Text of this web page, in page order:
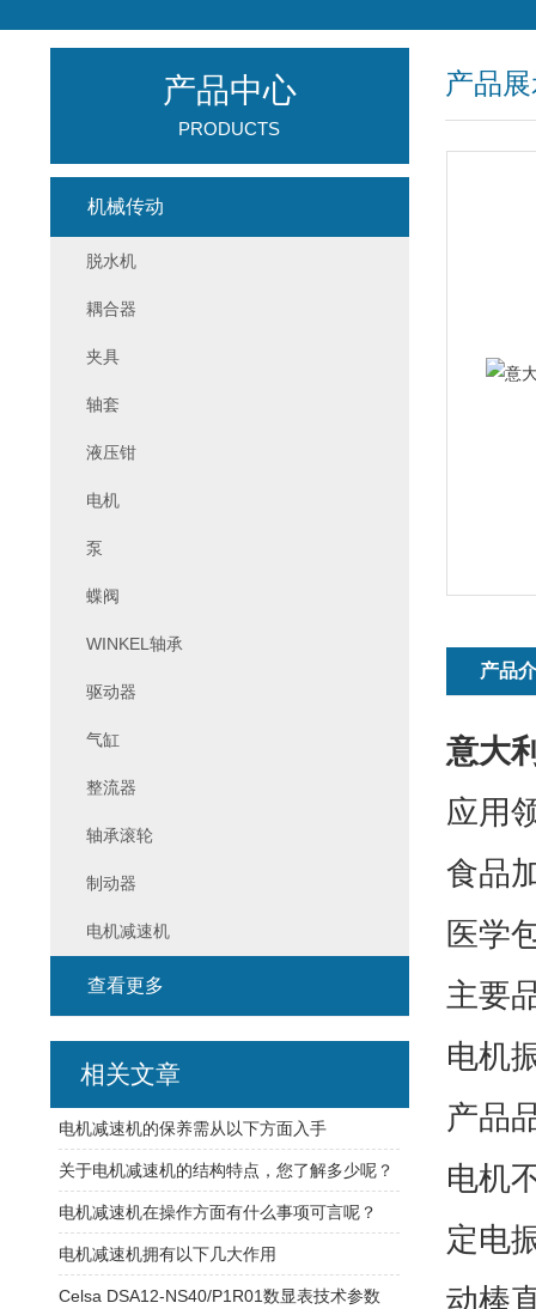
产品
产品
意大
应用
食品
医学
主要
电机
产品
电机
定电
动棒
产品中心
PRODUCTS
机械传动
脱水机
耦合器
夹具
轴套
液压钳
电机
泵
蝶阀
WINKEL轴承
驱动器
气缸
整流器
轴承滚轮
制动器
电机减速机
查看更多
相关文章
电机减速机的保养需从以下方面入手
关于电机减速机的结构特点，您了解多少呢？
电机减速机在操作方面有什么事项可言呢？
电机减速机拥有以下几大作用
Celsa DSA12-NS40/P1R01数显表技术参数